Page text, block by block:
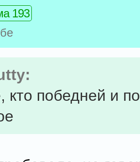
193
кто победней и